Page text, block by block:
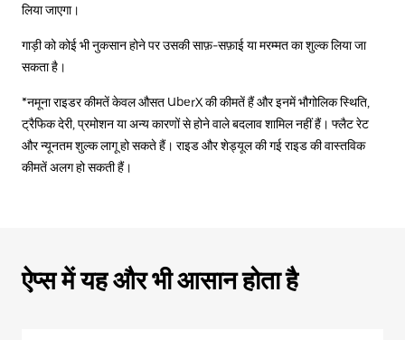
लिया जाएगा।
गाड़ी को कोई भी नुकसान होने पर उसकी साफ़-सफ़ाई या मरम्मत का शुल्क लिया जा
सकता है।
*नमूना राइडर कीमतें केवल औसत UberX की कीमतें हैं और इनमें भौगोलिक स्थिति,
ट्रैफिक देरी, प्रमोशन या अन्य कारणों से होने वाले बदलाव शामिल नहीं हैं। फ्लैट रेट
और न्यूनतम शुल्क लागू हो सकते हैं। राइड और शेड्यूल की गई राइड की वास्तविक
कीमतें अलग हो सकती हैं।
ऐप्स में यह और भी आसान होता है